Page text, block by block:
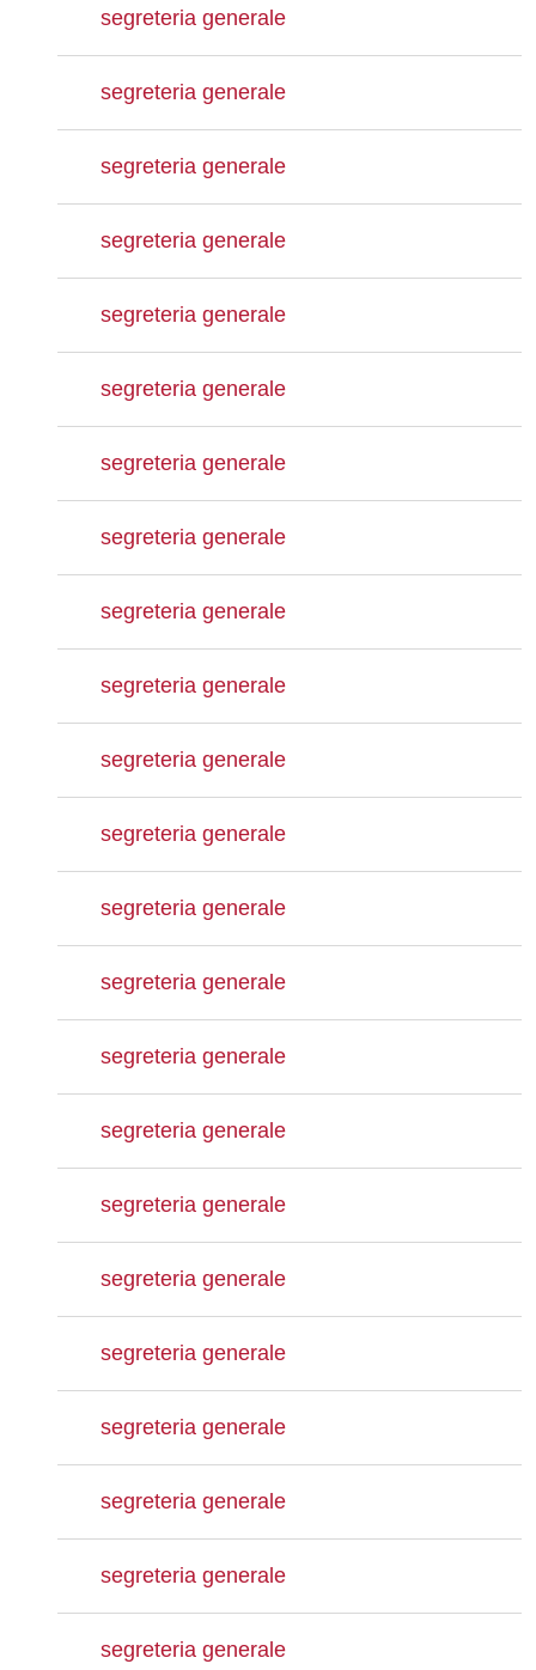
segreteria generale
segreteria generale
segreteria generale
segreteria generale
segreteria generale
segreteria generale
segreteria generale
segreteria generale
segreteria generale
segreteria generale
segreteria generale
segreteria generale
segreteria generale
segreteria generale
segreteria generale
segreteria generale
segreteria generale
segreteria generale
segreteria generale
segreteria generale
segreteria generale
segreteria generale
segreteria generale